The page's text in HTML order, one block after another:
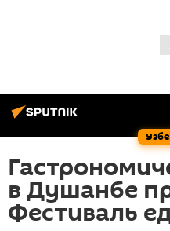
в Душанбе
Фестиваль